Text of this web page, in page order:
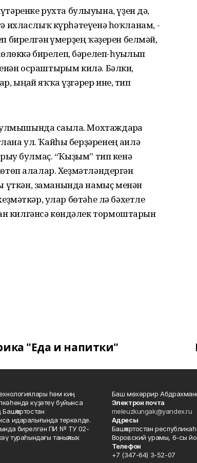
рухта булыуына, үҙен дә,
ихласлыҡ күрһәтеүенә һоҡланам, -
ғүмерҙең ҡәҙерен белмәй,
бирелеп, бәрелеп-һуғылып
осраштырғым килә. Бәлки,
ыңғай яҡҡа үҙгәрер ине, тип
сағыла. Мохтаждарға
ул. Ҡайһы берҙәренең ғаилә
булмаҫ. “Ҡыҙым” тип кенә
алалар. Хеҙмәтләндергән
заманында намыҫ менән
улар бөтәһе лә бәхетле
килгәнсә көндәлек тормоштарын
"Еда и напитки"
һәм киң
күҙәтеү буйынса
идаралығында теркәлде.
бирелгән ПИ № ТУ 02-
тураһындағы таныҡлыҡ.
Баш мөхәррир
Электрон почта
meleuzkungak@yandex.ru
Адресы
Башҡортостан
Воровский урамы, 6-сы
Телефон
+7 (347-64) 3-52-07